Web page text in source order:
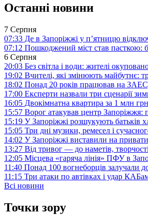
Останні новини
7 Серпня
07:33 Де в Запоріжжі у п’ятницю
07:12 Пошкоджений міст став пасткою:
6 Серпня
20:03 Без світла і води: жителі
19:02 Вчителі, які змінюють майбутнє:
18:02 Понад 20 років працював на ЗАЕС,
17:00 Експерти назвали три сценарії
16:05 Двокімнатна квартира за 1 млн
15:57 Ворог атакував центр
15:19 У Запоріжжі розшукують батьків
15:05 Три дні музики, ремесел і
14:02 У Запоріжжі виставили на
13:27 Від тривог — до наметів,
12:05 Місцева «гаряча лінія» ПФУ в
11:40 Понад 100 вогнеборців залучали
11:15 Три атаки по автівках і удар
Всі новини
Точки зору